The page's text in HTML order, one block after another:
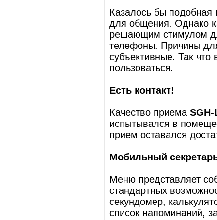
Казалось бы подобная
для общения. Однако
решающим стимулом
телефоны. Причины
субъективные. Так
пользоваться.
Есть контакт!
Качество приема SGH-
испытывался в
прием оставался
Мобильный
Меню представляет
стандартных
секундомер,
список напоминаний,